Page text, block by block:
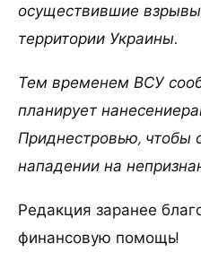
осуществившие
территории Украины.
Тем временем ВСУ
планирует
Приднестровью, чтобы
нападении на
Редакция заранее
финансовую помощь!